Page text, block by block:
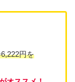
円を